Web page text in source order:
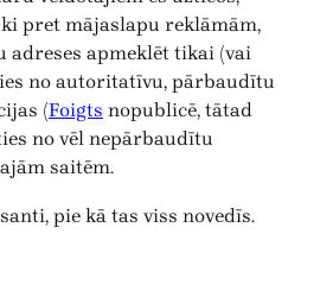
pret mājaslapu reklāmām,
adreses apmeklēt tikai (vai
no autoritatīvu, pārbaudītu
(Foigts nopublicē, tātad
no vēl nepārbaudītu
saitēm.
pie kā tas viss novedīs.